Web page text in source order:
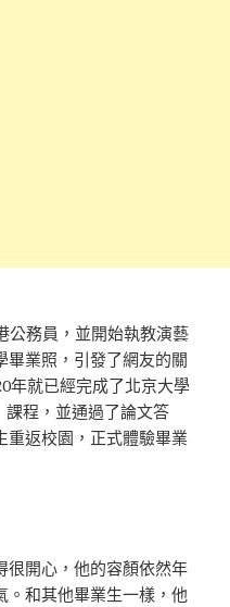
公務員，並開始執教演藝
畢業照，引發了網友的關
年就已經完成了北京大學
程，並通過了論文答
重返校園，正式體驗畢業
很開心，他的容顏依然年
。和其他畢業生一樣，他